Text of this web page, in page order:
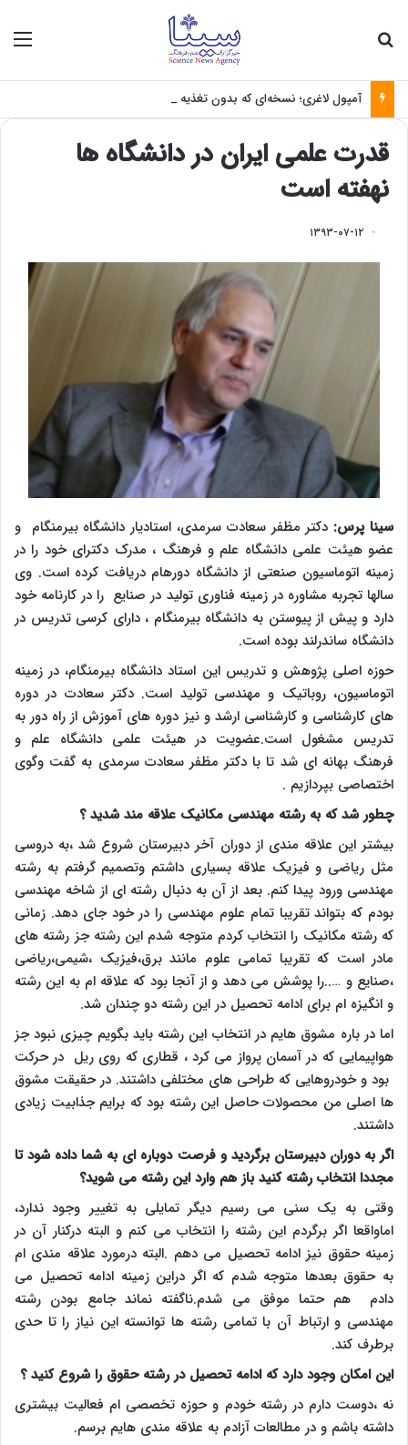
آمپول لاغری؛ نسخه‌ای که بدون تغذیه خطرناک می‌شود
قدرت علمی ایران در دانشگاه ها
نهفته است
۱۳۹۳-۰۷-۱۲
سینا پرس: دکتر مظفر سعادت سرمدی، استادیار دانشگاه بیرمنگام و
عضو هیئت علمی دانشگاه علم و فرهنگ ، مدرک دکترای خود را در
زمینه اتوماسیون صنعتی از دانشگاه دورهام دریافت کرده است. وی
سالها تجربه مشاوره در زمینه فناوری تولید در صنایع را در کارنامه خود
دارد و پیش از پیوستن به دانشگاه بیرمنگام ، دارای کرسی تدریس در
دانشگاه ساندرلند بوده است.
حوزه اصلی پژوهش و تدریس این استاد دانشگاه بیرمنگام، در زمینه
اتوماسیون، روباتیک و مهندسی تولید است. دکتر سعادت در دوره
های کارشناسی و کارشناسی ارشد و نیز دوره های آموزش از راه دور به
تدریس مشغول است.عضویت در هیئت علمی دانشگاه علم و
فرهنگ بهانه ای شد تا با دکتر مظفر سعادت سرمدی به گفت وگوی
اختصاصی بپردازیم .
چطور شد که به رشته مهندسی مکانیک علاقه مند شدید ؟
بیشتر این علاقه مندی از دوران آخر دبیرستان شروع شد ،به دروسی
مثل ریاضی و فیزیک علاقه بسیاری داشتم وتصمیم گرفتم به رشته
مهندسی ورود پیدا کنم. بعد از آن به دنبال رشته ای از شاخه مهندسی
بودم که بتواند تقریبا تمام علوم مهندسی را در خود جای دهد. زمانی
که رشته مکانیک را انتخاب کردم متوجه شدم این رشته جز رشته های
مادر است که تقریبا تمامی علوم مانند برق،فیزیک ،شیمی،ریاضی
،صنایع و …..را پوشش می دهد و از آنجا بود که علاقه ام به این رشته
و انگیزه ام برای ادامه تحصیل در این رشته دو چندان شد.
اما در باره مشوق هایم در انتخاب این رشته باید بگویم چیزی نبود جز
هواپیمایی که در آسمان پرواز می کرد ، قطاری که روی ریل در حرکت
بود و خودروهایی که طراحی های مختلفی داشتند. در حقیقت مشوق
ها اصلی من محصولات حاصل این رشته بود که برایم جذابیت زیادی
داشتند.
اگر به دوران دبیرستان برگردید و فرصت دوباره ای به شما داده شود تا
مجددا انتخاب رشته کنید باز هم وارد این رشته می شوید؟
وقتی به یک سنی می رسیم دیگر تمایلی به تغییر وجود ندارد،
اماواقعا اگر برگردم این رشته را انتخاب می کنم و البته درکنار آن در
زمینه حقوق نیز ادامه تحصیل می دهم .البته درمورد علاقه مندی ام
به حقوق بعدها متوجه شدم که اگر دراین زمینه ادامه تحصیل می
دادم هم حتما موفق می شدم.ناگفته نماند جامع بودن رشته
مهندسی و ارتباط آن با تمامی رشته ها توانسته این نیاز را تا حدی
برطرف کند.
این امکان وجود دارد که ادامه تحصیل در رشته حقوق را شروع کنید ؟
نه ،دوست دارم در رشته خودم و حوزه تخصصی ام فعالیت بیشتری
داشته باشم و در مطالعات آزادم به علاقه مندی هایم برسم.